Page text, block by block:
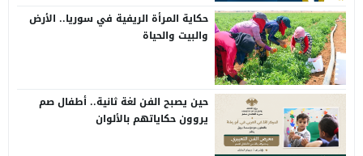
حكاية المرأة الريفية في سوريا.. الأرض
والبيت والحياة
حين يصبح الفن لغة ثانية.. أطفال صم
يروون حكاياتهم بالألوان